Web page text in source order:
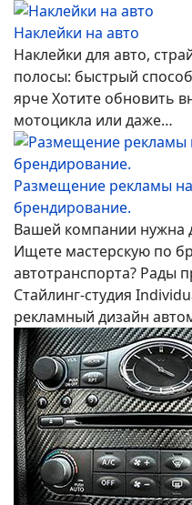
Наклейки на авто
Наклейки для авто,
полосы: быстрый
ярче Хотите обновить
мотоцикла или даже…
Размещение рекламы
брендирование.
Вашей компании нужна
Ищете мастерскую по
автотранспорта? Рады
Стайлинг-студия
рекламный дизайн